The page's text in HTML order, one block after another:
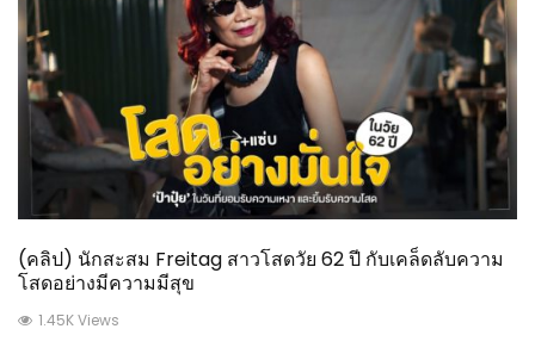
(คลิป) นักสะสม Freitag สาวโสดวัย 62 ปี กับเคล็ดลับความ
โสดอย่างมีความมีสุข
1.45K Views